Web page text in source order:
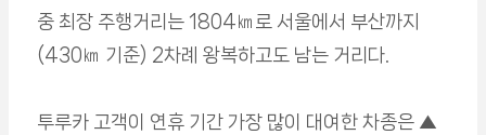
중 최장 주행거리는 1804㎞로 서울에서 부산까지
(430㎞ 기준) 2차례 왕복하고도 남는 거리다.
투루카 고객이 연휴 기간 가장 많이 대여한 차종은 ▲